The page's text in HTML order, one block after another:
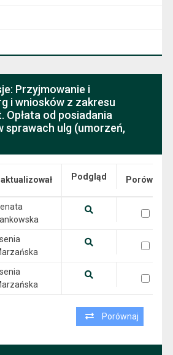
Przyjmowanie i
i wniosków z zakresu
Opłata od posiadania
sprawach ulg (umorzeń,
Podgląd Porównaj
Porównaj